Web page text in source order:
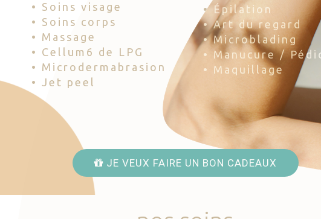
• Soins visage
• Soins corps
• Massage
• Cellum6 de LPG
• Microdermabrasion
• Jet peel
• Épilation
• Art du regard
• Microblading
• Manucure /
• Maquillage
JE VEUX FAIRE UN BON CADEAUX